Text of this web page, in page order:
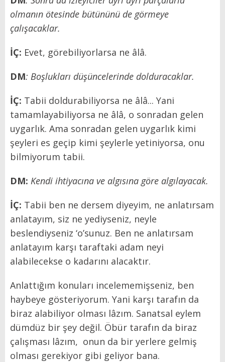
olmanın ötesinde bütününü de görmeye
çalışacaklar.
İÇ: Evet, görebiliyorlarsa ne âlâ.
DM: Boşlukları düşüncelerinde dolduracaklar.
İÇ: Tabii doldurabiliyorsa ne âlâ... Yani
tamamlayabiliyorsa ne âlâ, o sonradan gelen
uygarlık. Ama sonradan gelen uygarlık kimi
şeyleri es geçip kimi şeylerle yetiniyorsa, onu
bilmiyorum tabii.
DM: Kendi ihtiyacına ve algısına göre algılayacak.
İÇ: Tabii ben ne dersem diyeyim, ne anlatırsam
anlatayım, siz ne yediyseniz, neyle
beslendiyseniz ‘o’sunuz. Ben ne anlatırsam
anlatayım karşı taraftaki adam neyi
alabilecekse o kadarını alacaktır.
Anlattığım konuları incelememişseniz, ben
haybeye gösteriyorum. Yani karşı tarafın da
biraz alabiliyor olması lâzım. Sanatsal eylem
dümdüz bir şey değil. Öbür tarafın da biraz
çalışması lâzım, onun da bir yerlere gelmiş
olması gerekiyor gibi geliyor bana.